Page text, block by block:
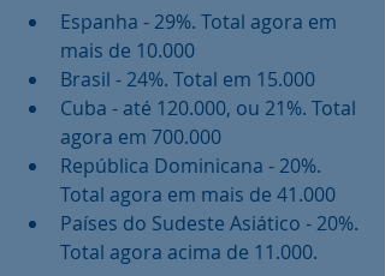
Espanha - 29%. Total agora em
mais de 10.000
Brasil - 24%. Total em 15.000
Cuba - até 120.000, ou 21%. Total
agora em 700.000
República Dominicana - 20%.
Total agora em mais de 41.000
Países do Sudeste Asiático - 20%.
Total agora acima de 11.000.